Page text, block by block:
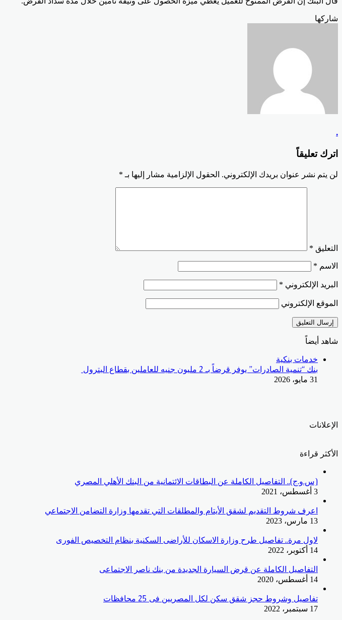
فيسبوك
‫X
لينكدإن
بينتيريست
Odnoklassniki
‫Pocket
شاركها
.
اترك تعليقاً
لن يتم نشر عنوان بريدك الإلكتروني. الحقول الإلزامية مشار إليها بـ *
التعليق *
الاسم *
البريد الإلكتروني *
الموقع الإلكتروني
شاهد أيضاً
خدمات بنكية
بنك “تنمية الصادرات” يوفر قرضاً بـ 2 مليون جنيه للعاملين بقطاع البترول
31 مايو، 2026
الإعلانات
الأكثر قراءة
(س.و.ج).. التفاصيل الكاملة عن البطاقات الائتمانية من البنك الأهلي المصري
3 أغسطس، 2021
اعرف شروط التقديم لشقق الأيتام والمطلقات التي تقدمها وزارة التضامن الاجتماعي
13 مارس، 2023
لاول مرة.. تفاصيل طرح وزارة الاسكان للأراضى السكنية بنظام التخصيص الفورى
14 أكتوبر، 2022
التفاصيل الكاملة عن قرض السيارة الجديدة من بنك ناصر الاجتماعى
14 أغسطس، 2020
تفاصيل وشروط حجز شقق سكن لكل المصريين فى 25 محافظات
17 سبتمبر، 2022